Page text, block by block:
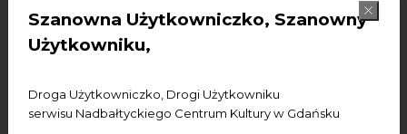
Szanowna Użytkowniczko, Szanowny
Użytkowniku,
Droga Użytkowniczko, Drogi Użytkowniku
serwisu Nadbałtyckiego Centrum Kultury w Gdańsku
wydarzenia bezpłatne
wydarzenia płatne
wydarzenie dostępne
Data początkowa